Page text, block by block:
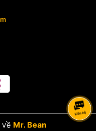
so với đầu báo khói điểm
quả giám sát cháy.
về Mr. Bean